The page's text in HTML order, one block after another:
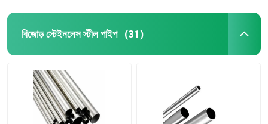
বিজোড় স্টেইনলেস স্টীল পাইপ (31)